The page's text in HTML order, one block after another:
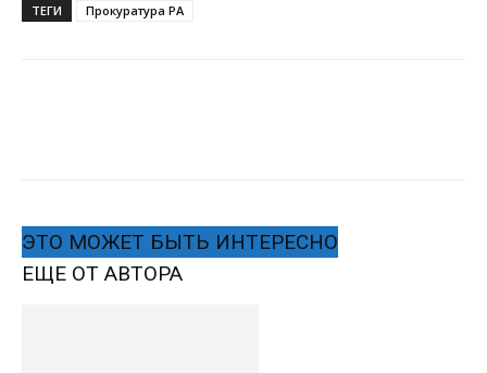
ТЕГИ Прокуратура РА
ЭТО МОЖЕТ БЫТЬ ИНТЕРЕСНО
ЕЩЕ ОТ АВТОРА